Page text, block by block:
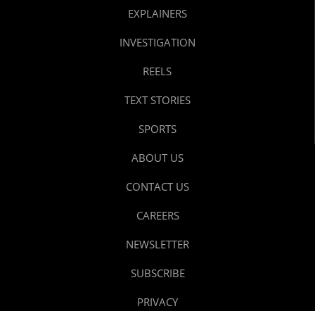
EXPLAINERS
INVESTIGATION
REELS
TEXT STORIES
SPORTS
ABOUT US
CONTACT US
CAREERS
NEWSLETTER
SUBSCRIBE
PRIVACY